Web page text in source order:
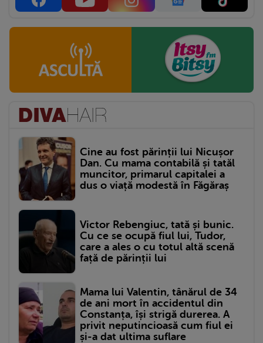
Cine au fost părinții lui Nicușor
Dan. Cu mama contabilă și tatăl
muncitor, primarul capitalei a
dus o viață modestă în Făgăraș
Victor Rebengiuc, tată și bunic.
Cu ce se ocupă fiul lui, Tudor,
care a ales o cu totul altă scenă
față de părinții lui
Mama lui Valentin, tânărul de 34
de ani mort în accidentul din
Constanța, își strigă durerea. A
privit neputincioasă cum fiul ei
și-a dat ultima suflare